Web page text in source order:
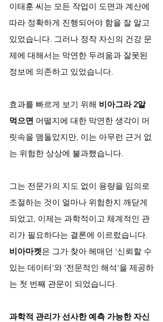
이태훈 씨는 모든 작업이 도면과 계산에
따라 정확하게 진행되어야 함을 잘 알고
있었습니다. 그러나 정작 자신의 건강 문
제에 대해서는 막연한 두려움과 잘못된
정보에 의존하고 있었습니다.
효과를 빠르게 보기 위해 비아그라 2알
먹으면 어떨지에 대한 막연한 생각이 머
릿속을 맴돌았지만, 이는 아무런 근거 없
는 위험한 상상에 불과했습니다.
그는 전문가의 지도 없이 용량을 임의로
조절하는 것이 얼마나 위험한지 깨닫게
되었고, 이제는 과학적이고 체계적인 관
리가 필요하다는 결론에 이르렀습니다.
비아마켓은 그가 찾아 헤매던 '신뢰할 수
있는 데이터'와 '전문적인 해석'을 제공하
는 첫 번째 관문이 되었습니다.
과학적 관리가 선사한 예측 가능한 자신